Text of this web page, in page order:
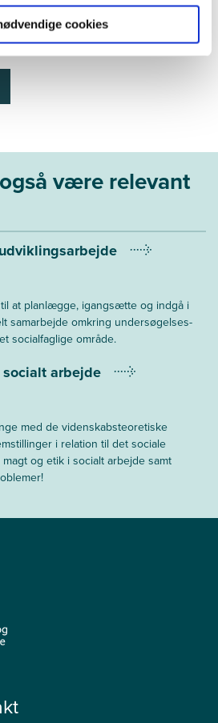
cookies
du bedst kommer igennem eksamen.
være relevant
at planlægge, igangsætte og indgå i
samarbejde omkring undersøgelses-
socialfaglige område.
arbejde
med de videnskabsteoretiske
i relation til det sociale
og etik i socialt arbejde samt